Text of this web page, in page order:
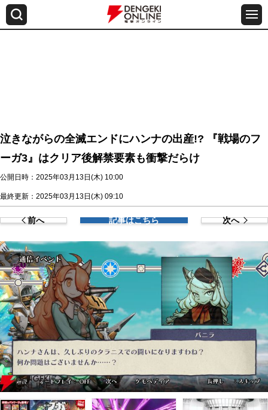
泣きながらの全滅エンドにハンナの出産!? 『戦場のフ
ーガ3』はクリア後解禁要素も衝撃だらけ
公開日時：2025年03月13日(木) 10:00
最終更新：2025年03月13日(木) 09:10
前へ 記事はこちら 次へ